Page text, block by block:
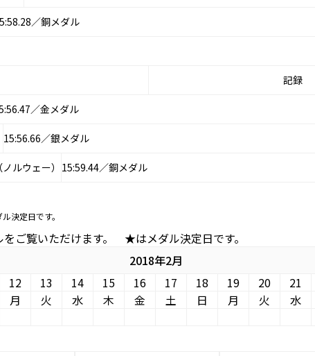
／銅メダル
記録
／金メダル
15:56.66／銀メダル
ルウェー） 15:59.44／銅メダル
決定日です。
ご覧いただけます。 ★はメダル決定日です。
2018年2月
12 13 14 15 16 17 18 19 20 21
月 火 水 木 金 土 日 月 火 水